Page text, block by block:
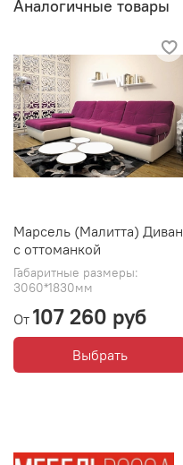
Аналогичные товары
Марсель (Малитта) Диван
с оттоманкой
Габаритные размеры:
3060*1830мм
От 107 260 руб
Выбрать